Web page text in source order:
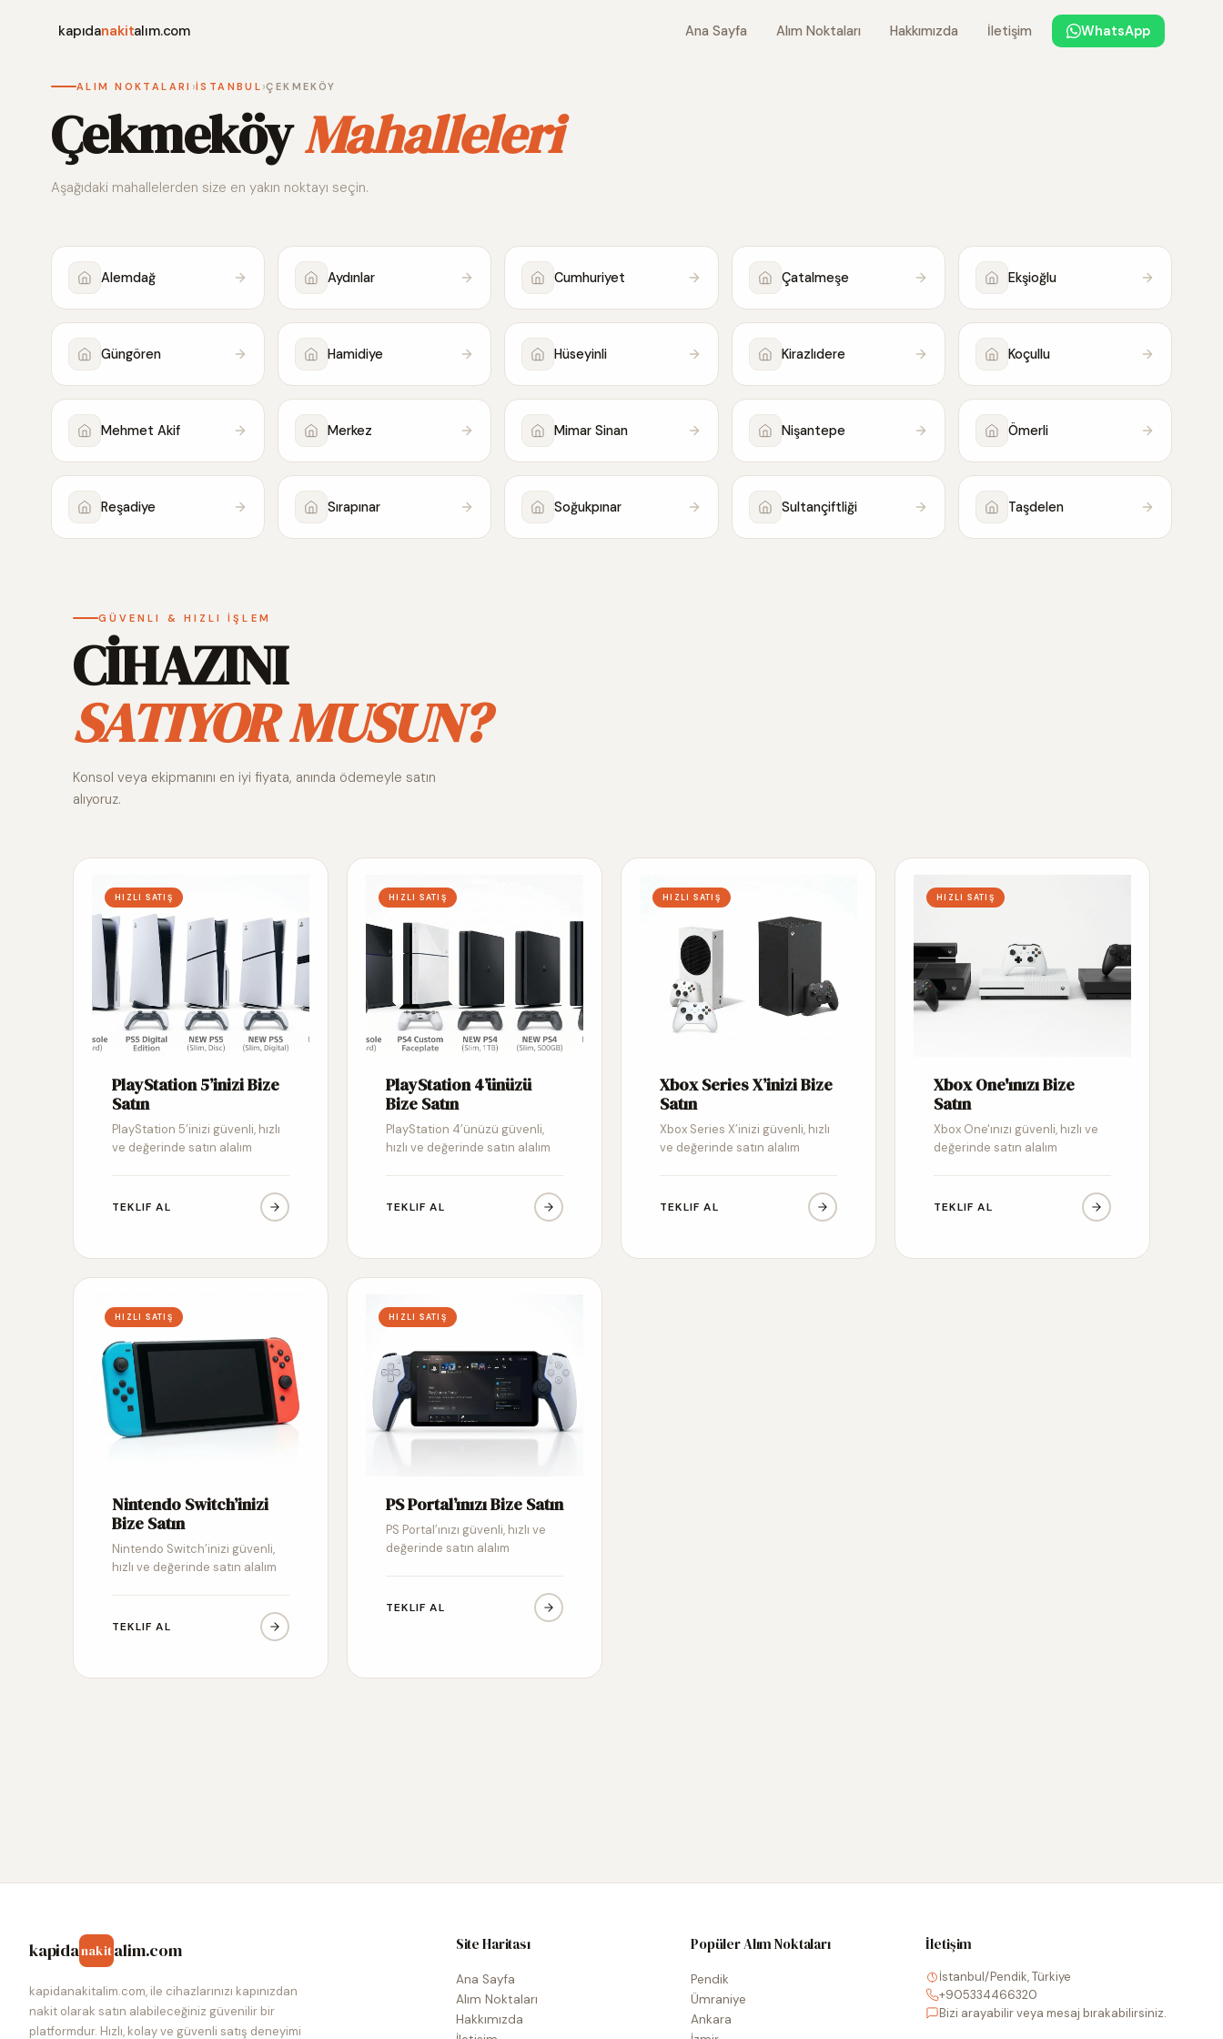
kapıdanakitalım.com Ana Sayfa Alım Noktaları Hakkımızda İletişim WhatsApp
ALIM NOKTALARI ›İSTANBUL ›ÇEKMEKÖY
ÇekmeköyMahalleleri
Aşağıdaki mahallelerden size en yakın noktayı seçin.
Alemdağ Aydınlar Cumhuriyet Çatalmeşe Ekşioğlu
Güngören Hamidiye Hüseyinli Kirazlıdere Koçullu
Mehmet Akif Merkez Mimar Sinan Nişantepe Ömerli
Reşadiye Sırapınar Soğukpınar Sultançiftliği Taşdelen
GÜVENLI & HIZLI İŞLEM
CİHAZINI
SATIYOR MUSUN?
Konsol veya ekipmanını en iyi fiyata, anında ödemeyle satın
alıyoruz.
HIZLI SATIŞ
PlayStation 5’inizi Bize
Satın
PlayStation 5’inizi güvenli, hızlı
ve değerinde satın alalım
TEKLIF AL
HIZLI SATIŞ
PlayStation 4’ünüzü
Bize Satın
PlayStation 4’ünüzü güvenli,
hızlı ve değerinde satın alalım
TEKLIF AL
HIZLI SATIŞ
Xbox Series X’inizi Bize
Satın
Xbox Series X’inizi güvenli, hızlı
ve değerinde satın alalım
TEKLIF AL
HIZLI SATIŞ
Xbox One'ınızı Bize
Satın
Xbox One'ınızı güvenli, hızlı ve
değerinde satın alalım
TEKLIF AL
HIZLI SATIŞ
Nintendo Switch’inizi
Bize Satın
Nintendo Switch’inizi güvenli,
hızlı ve değerinde satın alalım
TEKLIF AL
HIZLI SATIŞ
PS Portal’ınızı Bize Satın
PS Portal’ınızı güvenli, hızlı ve
değerinde satın alalım
TEKLIF AL
kapidanakitalim.com
kapidanakitalim.com, ile cihazlarınızı kapınızdan
nakit olarak satın alabileceğiniz güvenilir bir
platformdur. Hızlı, kolay ve güvenli satış deneyimi
Site Haritası
Ana Sayfa
Alım Noktaları
Hakkımızda
Popüler Alım Noktaları
Pendik
Ümraniye
Ankara
İletişim
İstanbul/Pendik, Türkiye
+905334466320
Bizi arayabilir veya mesaj bırakabilirsiniz.